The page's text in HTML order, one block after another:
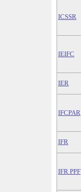
ICSSR
IEIFC
IER
IFCPAR
IFR
IFR PPF